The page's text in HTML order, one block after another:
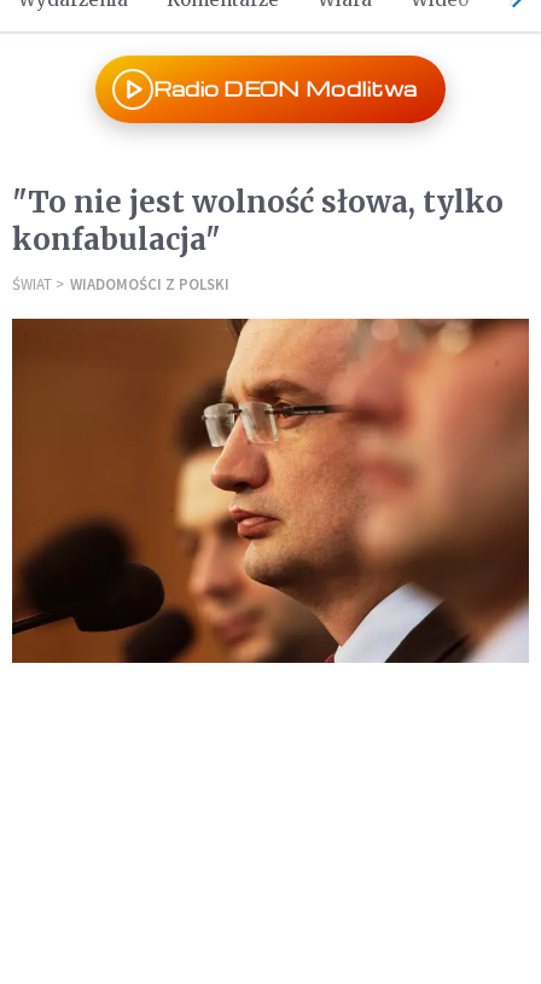
Radio DEON Modlitwa
"To nie jest wolność słowa, tylko
konfabulacja"
ŚWIAT WIADOMOŚCI Z POLSKI